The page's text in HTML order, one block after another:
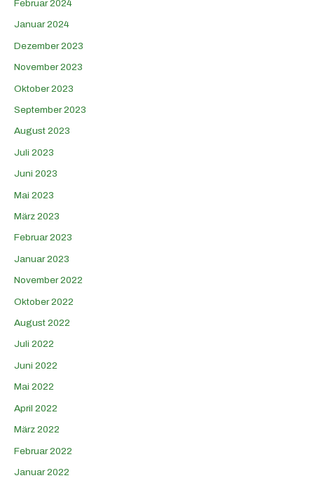
Februar 2024
Januar 2024
Dezember 2023
November 2023
Oktober 2023
September 2023
August 2023
Juli 2023
Juni 2023
Mai 2023
März 2023
Februar 2023
Januar 2023
November 2022
Oktober 2022
August 2022
Juli 2022
Juni 2022
Mai 2022
April 2022
März 2022
Februar 2022
Januar 2022